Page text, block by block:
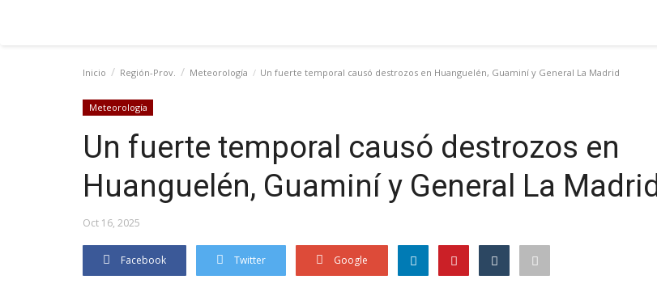
Inicio Región-Prov. Meteorología Un fuerte temporal causó destrozos en Huanguelén, Guaminí y General La Madrid
Meteorología
Un fuerte temporal causó destrozos en
Huanguelén, Guaminí y General La Madrid
Oct 16, 2025
Facebook Twitter Google